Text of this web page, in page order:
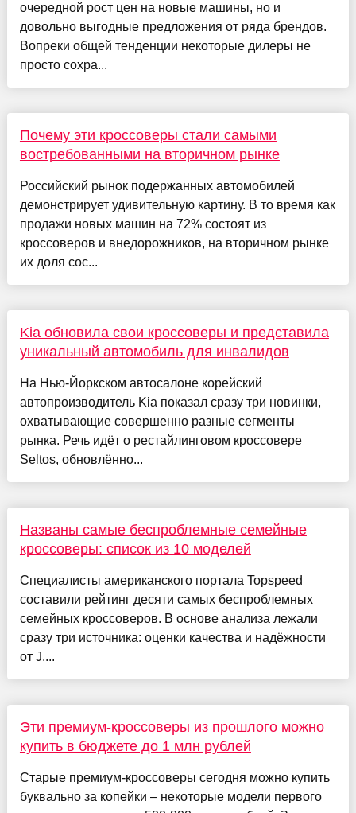
очередной рост цен на новые машины, но и
довольно выгодные предложения от ряда брендов.
Вопреки общей тенденции некоторые дилеры не
просто сохра...
Почему эти кроссоверы стали самыми
востребованными на вторичном рынке
Российский рынок подержанных автомобилей
демонстрирует удивительную картину. В то время как
продажи новых машин на 72% состоят из
кроссоверов и внедорожников, на вторичном рынке
их доля сос...
Kia обновила свои кроссоверы и представила
уникальный автомобиль для инвалидов
На Нью-Йоркском автосалоне корейский
автопроизводитель Kia показал сразу три новинки,
охватывающие совершенно разные сегменты
рынка. Речь идёт о рестайлинговом кроссовере
Seltos, обновлённо...
Названы самые беспроблемные семейные
кроссоверы: список из 10 моделей
Специалисты американского портала Topspeed
составили рейтинг десяти самых беспроблемных
семейных кроссоверов. В основе анализа лежали
сразу три источника: оценки качества и надёжности
от J....
Эти премиум-кроссоверы из прошлого можно
купить в бюджете до 1 млн рублей
Старые премиум-кроссоверы сегодня можно купить
буквально за копейки – некоторые модели первого